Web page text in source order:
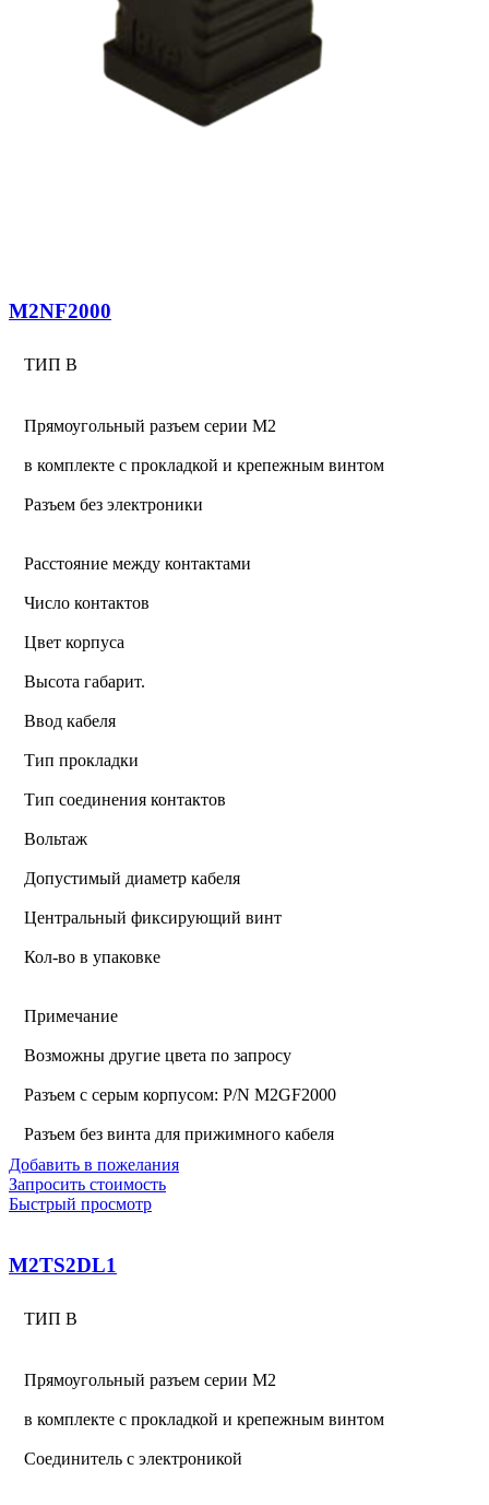
M2NF2000
ТИП В
Прямоугольный разъем серии М2
в комплекте с прокладкой и крепежным винтом
Разъем без электроники
Расстояние между контактами
Число контактов
Цвет корпуса
Высота габарит.
Ввод кабеля
Тип прокладки
Тип соединения контактов
Вольтаж
Допустимый диаметр кабеля
Центральный фиксирующий винт
Кол-во в упаковке
Примечание
Возможны другие цвета по запросу
Разъем с серым корпусом: P/N M2GF2000
Разъем без винта для прижимного кабеля
Добавить в пожелания
Запросить стоимость
Быстрый просмотр
M2TS2DL1
ТИП В
Прямоугольный разъем серии M2
в комплекте с прокладкой и крепежным винтом
Соединитель с электроникой